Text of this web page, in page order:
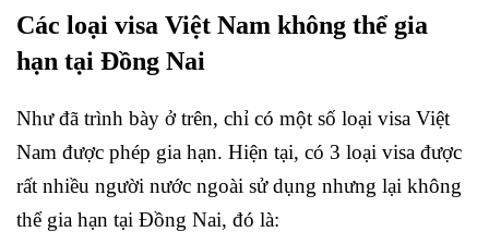
Các loại visa Việt Nam không thể gia
hạn tại Đồng Nai
Như đã trình bày ở trên, chỉ có một số loại visa Việt
Nam được phép gia hạn. Hiện tại, có 3 loại visa được
rất nhiều người nước ngoài sử dụng nhưng lại không
thể gia hạn tại Đồng Nai, đó là: